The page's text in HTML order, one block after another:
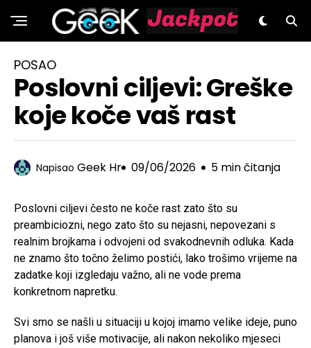
GeeK.hr
POSAO
Poslovni ciljevi: Greške
koje koče vaš rast
Napisao Geek Hr 09/06/2026 5 min čitanja
Poslovni ciljevi često ne koče rast zato što su
preambiciozni, nego zato što su nejasni, nepovezani s
realnim brojkama i odvojeni od svakodnevnih odluka. Kada
ne znamo što točno želimo postići, lako trošimo vrijeme na
zadatke koji izgledaju važno, ali ne vode prema
konkretnom napretku.
Svi smo se našli u situaciji u kojoj imamo velike ideje, puno
planova i još više motivacije, ali nakon nekoliko mjeseci